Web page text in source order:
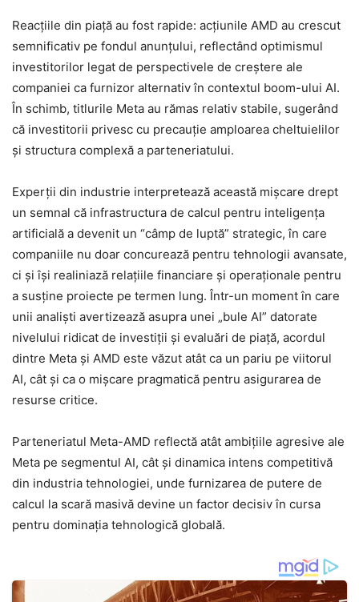
Reacțiile din piață au fost rapide: acțiunile AMD au crescut
semnificativ pe fondul anunțului, reflectând optimismul
investitorilor legat de perspectivele de creștere ale
companiei ca furnizor alternativ în contextul boom-ului AI.
În schimb, titlurile Meta au rămas relativ stabile, sugerând
că investitorii privesc cu precauție amploarea cheltuielilor
și structura complexă a parteneriatului.
Experții din industrie interpretează această mișcare drept
un semnal că infrastructura de calcul pentru inteligența
artificială a devenit un “câmp de luptă” strategic, în care
companiile nu doar concurează pentru tehnologii avansate,
ci și își realiniază relațiile financiare și operaționale pentru
a susține proiecte pe termen lung. Într-un moment în care
unii analiști avertizează asupra unei „bule AI” datorate
nivelului ridicat de investiții și evaluări de piață, acordul
dintre Meta și AMD este văzut atât ca un pariu pe viitorul
AI, cât și ca o mișcare pragmatică pentru asigurarea de
resurse critice.
Parteneriatul Meta-AMD reflectă atât ambițiile agresive ale
Meta pe segmentul AI, cât și dinamica intens competitivă
din industria tehnologiei, unde furnizarea de putere de
calcul la scară masivă devine un factor decisiv în cursa
pentru dominația tehnologică globală.